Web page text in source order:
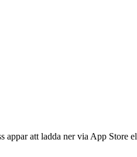
appar att ladda ner via App Store